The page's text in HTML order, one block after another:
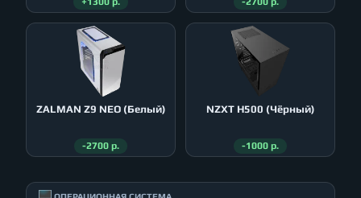
ZALMAN Z9 NEO (Белый)
-2700 р.
NZXT H500 (Чёрный)
-1000 р.